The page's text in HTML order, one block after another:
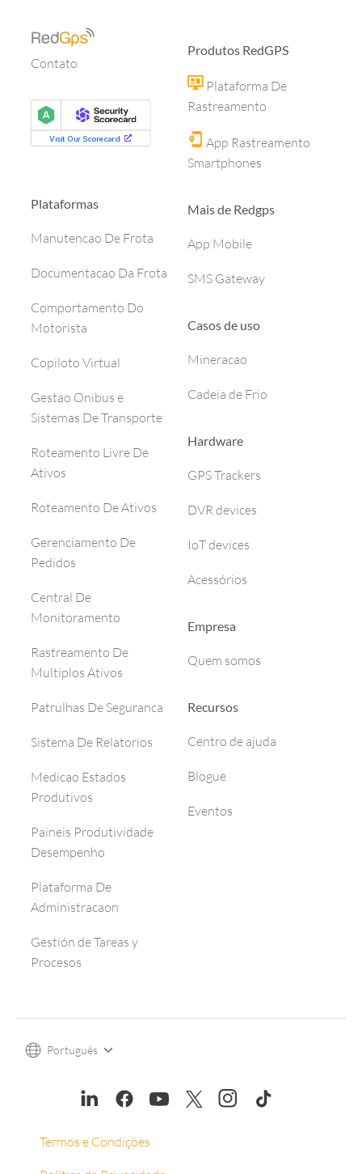
Contato
Plataformas
Manutencao De Frota
Documentacao Da Frota
Comportamento Do
Motorista
Copiloto Virtual
Gestao Onibus e
Sistemas De Transporte
Roteamento Livre De
Ativos
Roteamento De Ativos
Gerenciamento De
Pedidos
Central De
Monitoramento
Rastreamento De
Multiplos Ativos
Patrulhas De Seguranca
Sistema De Relatorios
Medicao Estados
Produtivos
Paineis Produtividade
Desempenho
Plataforma De
Administracaon
Gestión de Tareas y
Procesos
Produtos RedGPS
Plataforma De
Rastreamento
App Rastreamento
Smartphones
Mais de Redgps
App Mobile
SMS Gateway
Casos de uso
Mineracao
Cadeia de Frio
Hardware
GPS Trackers
DVR devices
IoT devices
Acessórios
Empresa
Quem somos
Recursos
Centro de ajuda
Blogue
Eventos
Português
Termos e Condições